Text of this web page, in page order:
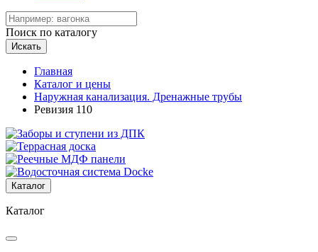
Поиск по каталогу
Искать
Главная
Каталог и цены
Наружная канализация. Дренажные трубы
Ревизия 110
Каталог
Каталог